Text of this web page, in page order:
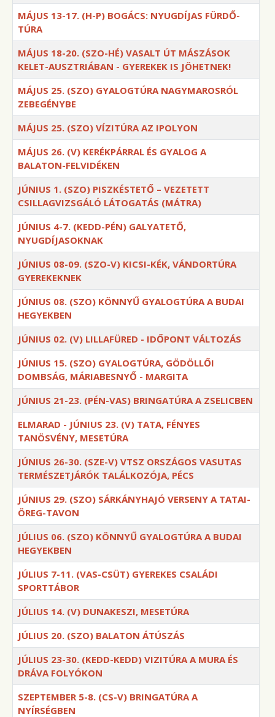
MÁJUS 13-17. (H-P) BOGÁCS: NYUGDÍJAS FÜRDŐ-
TÚRA
MÁJUS 18-20. (SZO-HÉ) VASALT ÚT MÁSZÁSOK
KELET-AUSZTRIÁBAN - GYEREKEK IS JÖHETNEK!
MÁJUS 25. (SZO) GYALOGTÚRA NAGYMAROSRÓL
ZEBEGÉNYBE
MÁJUS 25. (SZO) VÍZITÚRA AZ IPOLYON
MÁJUS 26. (V) KERÉKPÁRRAL ÉS GYALOG A
BALATON-FELVIDÉKEN
JÚNIUS 1. (SZO) PISZKÉSTETŐ – VEZETETT
CSILLAGVIZSGÁLÓ LÁTOGATÁS (MÁTRA)
JÚNIUS 4-7. (KEDD-PÉN) GALYATETŐ,
NYUGDÍJASOKNAK
JÚNIUS 08-09. (SZO-V) KICSI-KÉK, VÁNDORTÚRA
GYEREKEKNEK
JÚNIUS 08. (SZO) KÖNNYŰ GYALOGTÚRA A BUDAI
HEGYEKBEN
JÚNIUS 02. (V) LILLAFÜRED - IDŐPONT VÁLTOZÁS
JÚNIUS 15. (SZO) GYALOGTÚRA, GÖDÖLLŐI
DOMBSÁG, MÁRIABESNYŐ - MARGITA
JÚNIUS 21-23. (PÉN-VAS) BRINGATÚRA A ZSELICBEN
ELMARAD - JÚNIUS 23. (V) TATA, FÉNYES
TANÖSVÉNY, MESETÚRA
JÚNIUS 26-30. (SZE-V) VTSZ ORSZÁGOS VASUTAS
TERMÉSZETJÁRÓK TALÁLKOZÓJA, PÉCS
JÚNIUS 29. (SZO) SÁRKÁNYHAJÓ VERSENY A TATAI-
ÖREG-TAVON
JÚLIUS 06. (SZO) KÖNNYŰ GYALOGTÚRA A BUDAI
HEGYEKBEN
JÚLIUS 7-11. (VAS-CSÜT) GYEREKES CSALÁDI
SPORTTÁBOR
JÚLIUS 14. (V) DUNAKESZI, MESETÚRA
JÚLIUS 20. (SZO) BALATON ÁTÚSZÁS
JÚLIUS 23-30. (KEDD-KEDD) VIZITÚRA A MURA ÉS
DRÁVA FOLYÓKON
SZEPTEMBER 5-8. (CS-V) BRINGATÚRA A
NYÍRSÉGBEN